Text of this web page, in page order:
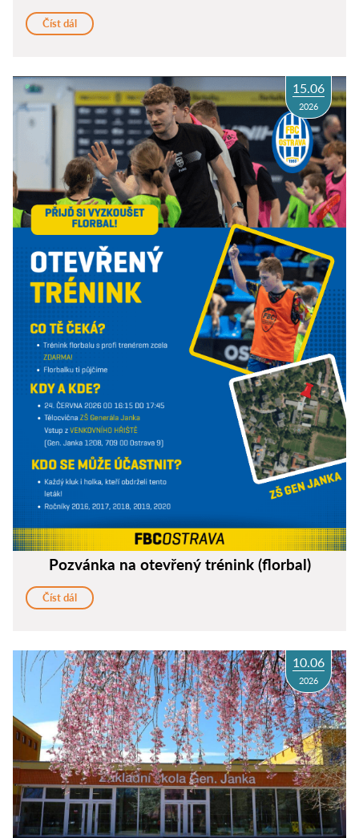
Číst dál
15.06
2026
Pozvánka na otevřený trénink (florbal)
Číst dál
10.06
2026